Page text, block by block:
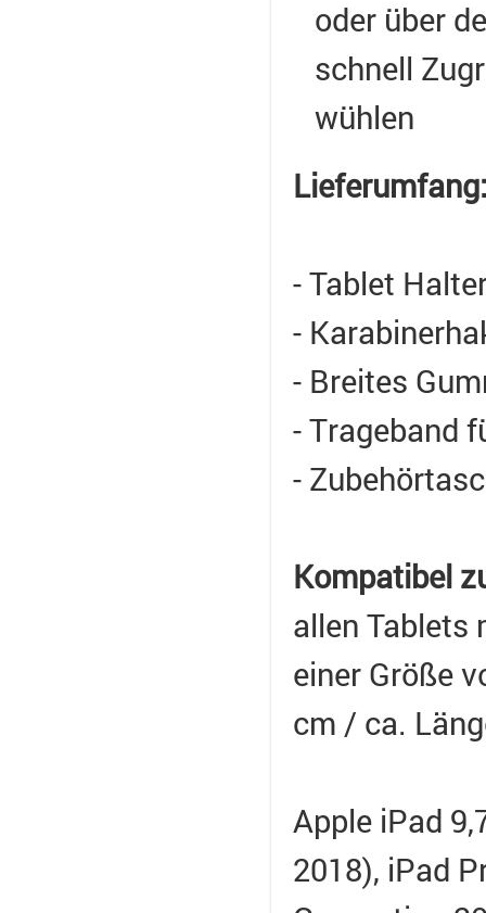
oder über
schnell
wühlen
Lieferumfang:
- Tablet
-
- Breites
- Trageband
-
Kompatibel
allen Tablets
einer Größe
cm / ca.
Apple iPad
2018), iPad